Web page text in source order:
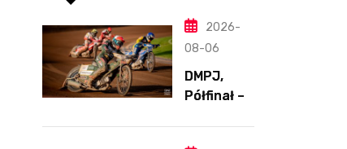
2026-
08-06
DMPJ,
Półfinał –